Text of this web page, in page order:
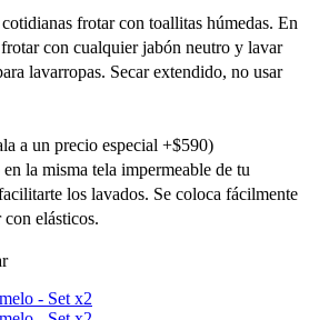
cotidianas frotar con toallitas húmedas. En
con cualquier jabón neutro y lavar
lavarropas. Secar extendido, no usar
a un precio especial +$590)
la misma tela impermeable de tu
los lavados. Se coloca fácilmente
elásticos.